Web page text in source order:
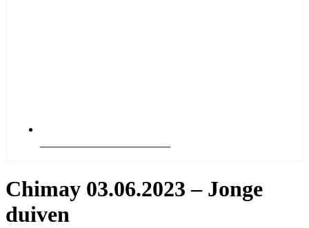
Chimay 03.06.2023 – Jonge
duiven